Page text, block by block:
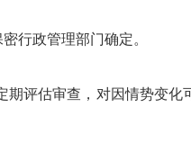
行政管理部门确定。
评估审查，对因情势变化